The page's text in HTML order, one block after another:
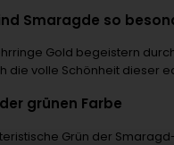
Smaragde so
Gold begeistern
die volle Schönheit dieser
grünen Farbe
Grün der